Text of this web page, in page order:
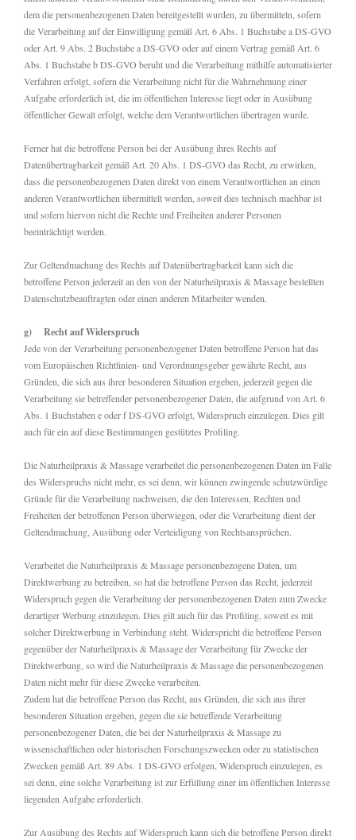
dem die personenbezogenen Daten bereitgestellt wurden, zu übermitteln, sofern
die Verarbeitung auf der Einwilligung gemäß Art. 6 Abs. 1 Buchstabe a DS-GVO
oder Art. 9 Abs. 2 Buchstabe a DS-GVO oder auf einem Vertrag gemäß Art. 6
Abs. 1 Buchstabe b DS-GVO beruht und die Verarbeitung mithilfe automatisierter
Verfahren erfolgt, sofern die Verarbeitung nicht für die Wahrnehmung einer
Aufgabe erforderlich ist, die im öffentlichen Interesse liegt oder in Ausübung
öffentlicher Gewalt erfolgt, welche dem Verantwortlichen übertragen wurde.
Ferner hat die betroffene Person bei der Ausübung ihres Rechts auf
Datenübertragbarkeit gemäß Art. 20 Abs. 1 DS-GVO das Recht, zu erwirken,
dass die personenbezogenen Daten direkt von einem Verantwortlichen an einen
anderen Verantwortlichen übermittelt werden, soweit dies technisch machbar ist
und sofern hiervon nicht die Rechte und Freiheiten anderer Personen
beeinträchtigt werden.
Zur Geltendmachung des Rechts auf Datenübertragbarkeit kann sich die
betroffene Person jederzeit an den von der Naturheilpraxis & Massage bestellten
Datenschutzbeauftragten oder einen anderen Mitarbeiter wenden.
g) Recht auf Widerspruch
Jede von der Verarbeitung personenbezogener Daten betroffene Person hat das
vom Europäischen Richtlinien- und Verordnungsgeber gewährte Recht, aus
Gründen, die sich aus ihrer besonderen Situation ergeben, jederzeit gegen die
Verarbeitung sie betreffender personenbezogener Daten, die aufgrund von Art. 6
Abs. 1 Buchstaben e oder f DS-GVO erfolgt, Widerspruch einzulegen. Dies gilt
auch für ein auf diese Bestimmungen gestütztes Profiling.
Die Naturheilpraxis & Massage verarbeitet die personenbezogenen Daten im Falle
des Widerspruchs nicht mehr, es sei denn, wir können zwingende schutzwürdige
Gründe für die Verarbeitung nachweisen, die den Interessen, Rechten und
Freiheiten der betroffenen Person überwiegen, oder die Verarbeitung dient der
Geltendmachung, Ausübung oder Verteidigung von Rechtsansprüchen.
Verarbeitet die Naturheilpraxis & Massage personenbezogene Daten, um
Direktwerbung zu betreiben, so hat die betroffene Person das Recht, jederzeit
Widerspruch gegen die Verarbeitung der personenbezogenen Daten zum Zwecke
derartiger Werbung einzulegen. Dies gilt auch für das Profiling, soweit es mit
solcher Direktwerbung in Verbindung steht. Widerspricht die betroffene Person
gegenüber der Naturheilpraxis & Massage der Verarbeitung für Zwecke der
Direktwerbung, so wird die Naturheilpraxis & Massage die personenbezogenen
Daten nicht mehr für diese Zwecke verarbeiten.
Zudem hat die betroffene Person das Recht, aus Gründen, die sich aus ihrer
besonderen Situation ergeben, gegen die sie betreffende Verarbeitung
personenbezogener Daten, die bei der Naturheilpraxis & Massage zu
wissenschaftlichen oder historischen Forschungszwecken oder zu statistischen
Zwecken gemäß Art. 89 Abs. 1 DS-GVO erfolgen, Widerspruch einzulegen, es
sei denn, eine solche Verarbeitung ist zur Erfüllung einer im öffentlichen Interesse
liegenden Aufgabe erforderlich.
Zur Ausübung des Rechts auf Widerspruch kann sich die betroffene Person direkt